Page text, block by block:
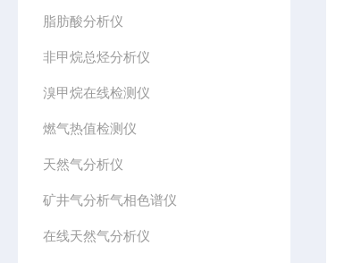
脂肪酸分析仪
非甲烷总烃分析仪
溴甲烷在线检测仪
燃气热值检测仪
天然气分析仪
矿井气分析气相色谱仪
在线天然气分析仪